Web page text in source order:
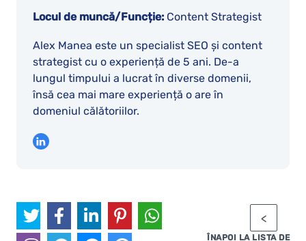
Locul de muncă/Funcție: Content Strategist
Alex Manea este un specialist SEO și content
strategist cu o experiență de 5 ani. De-a
lungul timpului a lucrat în diverse domenii,
însă cea mai mare experiență o are în
domeniul călătoriilor.
ÎNAPOI LA LISTA DE